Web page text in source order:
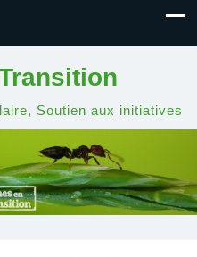
Soutien aux initiatives